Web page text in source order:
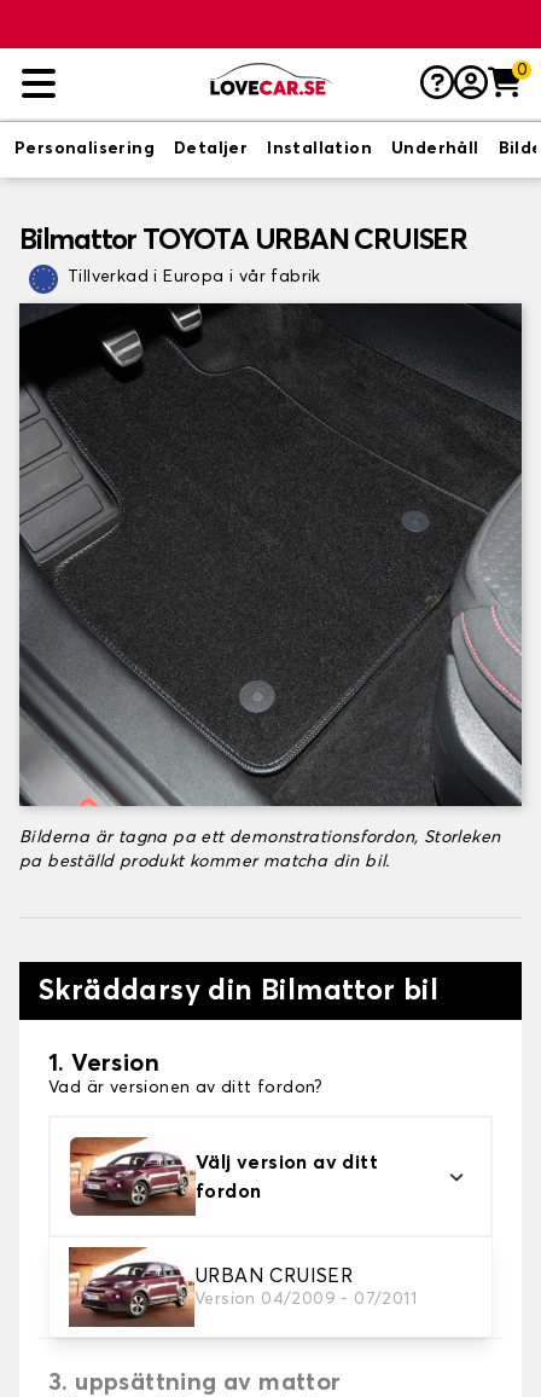
0
Personalisering Detaljer Installation Underhåll
Bilmattor TOYOTA URBAN CRUISER
Tillverkad i Europa i vår fabrik
Bilderna är tagna pa ett demonstrationsfordon, Storleken
pa beställd produkt kommer matcha din bil.
Skräddarsy din Bilmattor bil
1. Version
Vad är versionen av ditt fordon?
Välj version av ditt
fordon
URBAN CRUISER
Version 04/2009 - 07/2011
2. Material
Välj material för din bilmatta.
3. uppsättning av mattor